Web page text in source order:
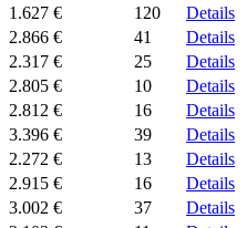
1.627 € 120
Details
2.866 € 41
Details
2.317 € 25
Details
2.805 € 10
Details
2.812 € 16
Details
3.396 € 39
Details
2.272 € 13
Details
2.915 € 16
Details
3.002 € 37
Details